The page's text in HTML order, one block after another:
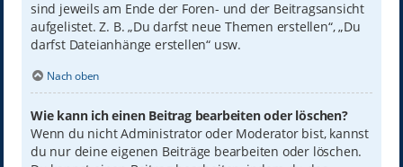
sind jeweils am Ende der Foren- und der Beitragsansicht
aufgelistet. Z. B. „Du darfst neue Themen erstellen“, „Du
darfst Dateianhänge erstellen“ usw.
Nach oben
Wie kann ich einen Beitrag bearbeiten oder löschen?
Wenn du nicht Administrator oder Moderator bist, kannst
du nur deine eigenen Beiträge bearbeiten oder löschen.